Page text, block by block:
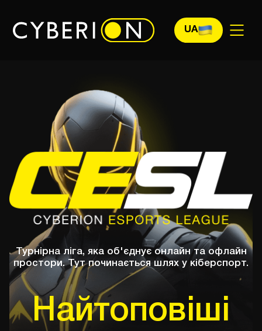
UA
Турнірна ліга, яка об'єднує онлайн та офлайн
простори. Тут починається шлях у кіберспорт.
Найтоповіші